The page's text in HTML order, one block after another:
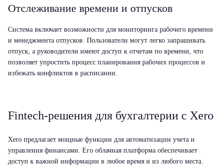
Отслеживание времени и отпусков
Система включает возможности для мониторинга рабочего времени
и менеджмента отпусков. Пользователи могут легко запрашивать
отпуск, а руководители имеют доступ к отчетам по времени, что
позволяет упростить процесс планирования рабочих процессов и
избежать конфликтов в расписании.
Fintech-решения для бухгалтерии с Xero
Xero предлагает мощные функции для автоматизации учета и
управления финансами. Его облачная платформа обеспечивает
доступ к важной информации в любое время и из любого места.